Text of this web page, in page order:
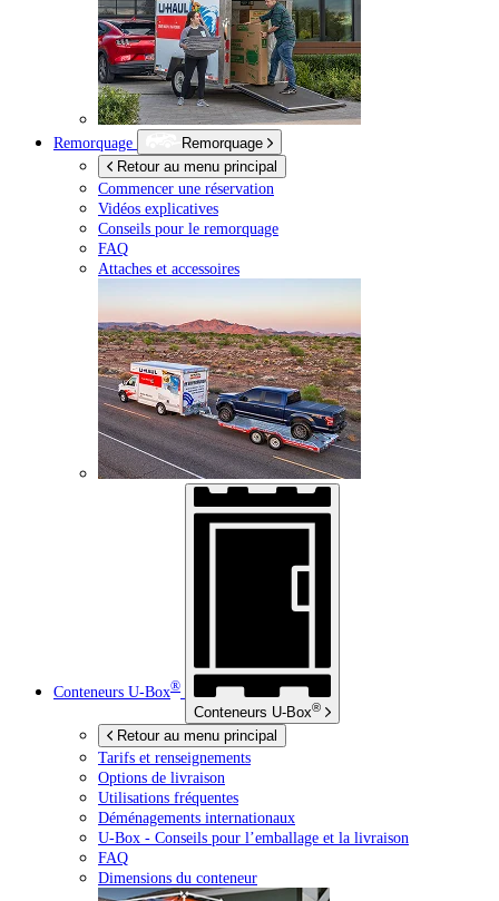
Remorquage
Remorquage
Retour au menu principal
Commencer une réservation
Vidéos explicatives
Conseils pour le remorquage
FAQ
Attaches et accessoires
Conteneurs U-Box®
Conteneurs U-Box®
Retour au menu principal
Tarifs et renseignements
Options de livraison
Utilisations fréquentes
Déménagements internationaux
U-Box - Conseils pour l’emballage et la livraison
FAQ
Dimensions du conteneur